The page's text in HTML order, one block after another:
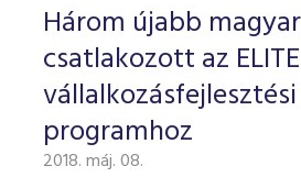
Három újabb
csatlakozott az ELITE
vállalkozásfejlesztési
programhoz
2018. máj. 08.